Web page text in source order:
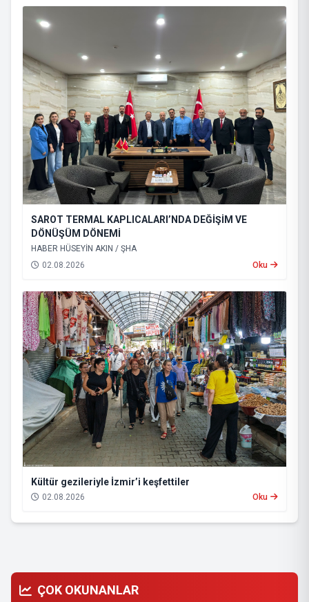
SAROT TERMAL KAPLICALARI’NDA DEĞİŞİM VE
DÖNÜŞÜM DÖNEMİ
HABER HÜSEYİN AKIN / ŞHA
02.08.2026
Oku
Kültür gezileriyle İzmir’i keşfettiler
02.08.2026 Oku
ÇOK OKUNANLAR